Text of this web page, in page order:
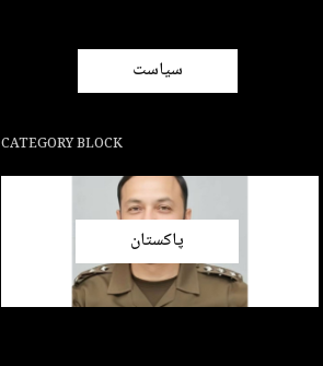
سیاست
CATEGORY BLOCK
پاکستان